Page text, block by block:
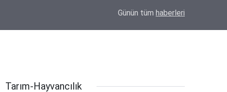
Günün tüm haberleri
Tarım-Hayvancılık